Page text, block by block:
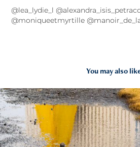
@lea_lydie_l
@moniqueetmyrtille
You may also